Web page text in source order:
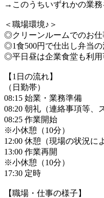
→このうちいずれかの業
＜職場環境♪＞
◎クリーンルームでのお仕
◎1食500円で仕出し弁当の
◎平日昼は企業食堂も利
【1日の流れ】
（日勤帯）
08:15 始業・業務準備
08:20 朝礼（連絡事項等、
08:25 作業開始
※小休憩（10分）
12:00 休憩（現場の状況に
13:00 作業再開
※小休憩（10分）
17:30 定時
【職場・仕事の様子】